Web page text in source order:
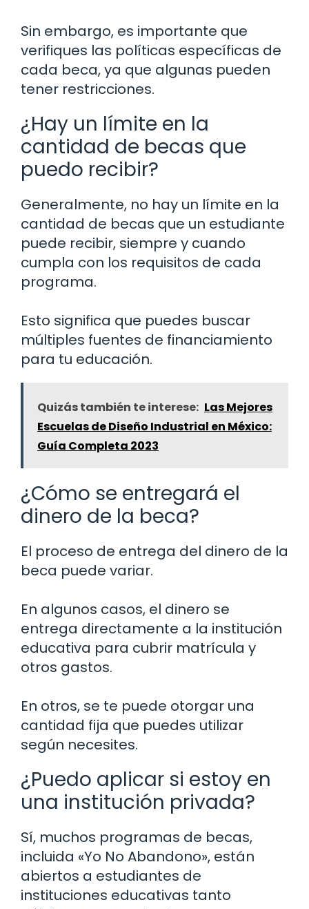
Sin embargo, es importante que
verifiques las políticas específicas de
cada beca, ya que algunas pueden
tener restricciones.
¿Hay un límite en la
cantidad de becas que
puedo recibir?
Generalmente, no hay un límite en la
cantidad de becas que un estudiante
puede recibir, siempre y cuando
cumpla con los requisitos de cada
programa.
Esto significa que puedes buscar
múltiples fuentes de financiamiento
para tu educación.
Quizás también te interese: Las Mejores
Escuelas de Diseño Industrial en México:
Guía Completa 2023
¿Cómo se entregará el
dinero de la beca?
El proceso de entrega del dinero de la
beca puede variar.
En algunos casos, el dinero se
entrega directamente a la institución
educativa para cubrir matrícula y
otros gastos.
En otros, se te puede otorgar una
cantidad fija que puedes utilizar
según necesites.
¿Puedo aplicar si estoy en
una institución privada?
Sí, muchos programas de becas,
incluida «Yo No Abandono», están
abiertos a estudiantes de
instituciones educativas tanto